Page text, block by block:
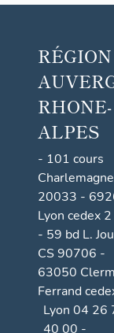
RÉGION
RHONE-
ALPES
- 101 cours
20033 -
Lyon cedex 2
- 59 bd L.
CS 90706 -
63050
Ferrand
Lyon 04 26
40 00 -